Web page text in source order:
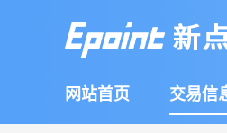
网站首页 交易信